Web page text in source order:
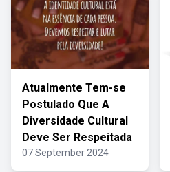
Atualmente Tem-se
Postulado Que A
Diversidade Cultural
Deve Ser Respeitada
07 September 2024